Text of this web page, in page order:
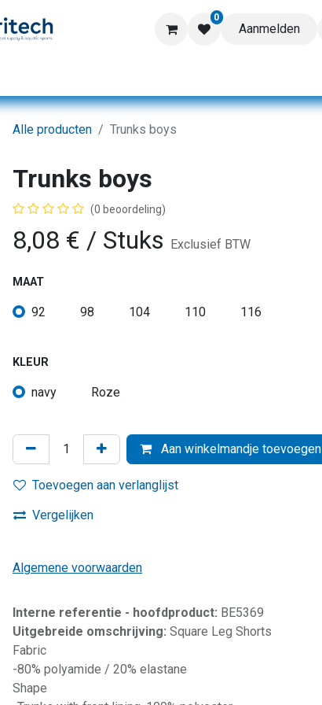
0
Aanmelden
Alle producten Trunks boys
Trunks boys
(0 beoordeling)
8,08 € / Stuks Exclusief BTW
MAAT
92 98 104 110 116
KLEUR
navy Roze
Aan winkelmandje toevoegen
Toevoegen aan verlanglijst
Vergelijken
Algemene voorwaarden
Interne referentie - hoofdproduct: BE5369
Uitgebreide omschrijving: Square Leg Shorts
Fabric
-80% polyamide / 20% elastane
Shape